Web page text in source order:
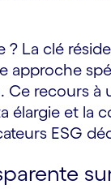
? La clé
approche
Ce recours à
élargie et la
ESG